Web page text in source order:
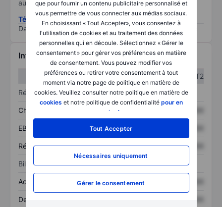
que pour fournir un contenu publicitaire personnalisé et
vous permettre de vous connecter aux médias sociaux.
En choisissant « Tout Accepter», vous consentez à
l'utilisation de cookies et au traitement des données
personnelles qui en découle. Sélectionnez « Gérer le
consentement » pour gérer vos préférences en matière
de consentement. Vous pouvez modifier vos
préférences ou retirer votre consentement à tout
moment via notre page de politique en matière de
cookies. Veuillez consulter notre politique en matière de
cookies et notre politique de confidentialité pour en
savoir plus
Tout Accepter
Nécessaires uniquement
Gérer le consentement
au risque le plus élevé).
Télécharger la méthodologie ESG (en anglais)
Data provided by
Informations financières
T1
T2
Résultats
Chiffre d’affaires XXXXXXX
EBITDA XXXXXXX
Résultat net XXXXXXX XXXXXXX
Bilan
Actif total XXXXXXX
Dette totale